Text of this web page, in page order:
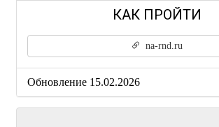
na-rnd.ru
Обновление 15.02.2026